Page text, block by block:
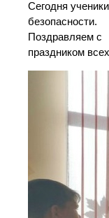
Сегодня
безопасности.
Поздравляем с
праздником